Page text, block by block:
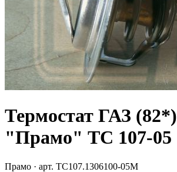
Термостат ГАЗ (82*)
"Прамо" ТС 107-05
Прамо · арт. ТС107.1306100-05М